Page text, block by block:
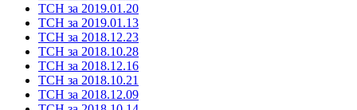
ТСН за 2019.01.20
ТСН за 2019.01.13
ТСН за 2018.12.23
ТСН за 2018.10.28
ТСН за 2018.12.16
ТСН за 2018.10.21
ТСН за 2018.12.09